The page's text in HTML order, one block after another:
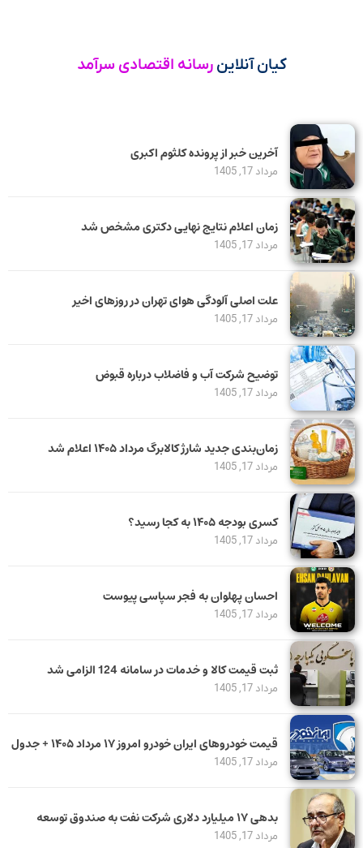
کیان آنلاین رسانه اقتصادی سرآمد
آخرین خبر از پرونده کلثوم اکبری
مرداد 17, 1405
زمان اعلام نتایج نهایی دکتری مشخص شد
مرداد 17, 1405
علت اصلی آلودگی هوای تهران در روزهای اخیر
مرداد 17, 1405
توضیح شرکت آب و فاضلاب درباره قبوض
مرداد 17, 1405
زمان‌بندی جدید شارژ کالابرگ مرداد ۱۴۰۵ اعلام شد
مرداد 17, 1405
کسری بودجه ۱۴۰۵ به کجا رسید؟
مرداد 17, 1405
احسان پهلوان به فجر سپاسی پیوست
مرداد 17, 1405
ثبت قیمت کالا و خدمات در سامانه 124 الزامی شد
مرداد 17, 1405
قیمت خودرو‌های ایران خودرو امروز ۱۷ مرداد ۱۴۰۵ + جدول
مرداد 17, 1405
بدهی ١٧ میلیارد دلاری شرکت نفت به صندوق توسعه
مرداد 17, 1405